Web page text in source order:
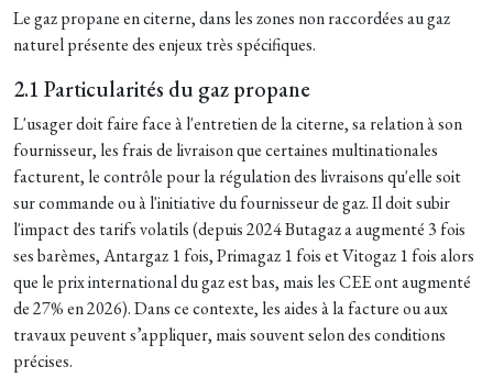
Le gaz propane en citerne, dans les zones non raccordées au gaz
naturel présente des enjeux très spécifiques.
2.1 Particularités du gaz propane
L'usager doit faire face à l'entretien de la citerne, sa relation à son
fournisseur, les frais de livraison que certaines multinationales
facturent, le contrôle pour la régulation des livraisons qu'elle soit
sur commande ou à l'initiative du fournisseur de gaz. Il doit subir
l'impact des tarifs volatils (depuis 2024 Butagaz a augmenté 3 fois
ses barèmes, Antargaz 1 fois, Primagaz 1 fois et Vitogaz 1 fois alors
que le prix international du gaz est bas, mais les CEE ont augmenté
de 27% en 2026). Dans ce contexte, les aides à la facture ou aux
travaux peuvent s’appliquer, mais souvent selon des conditions
précises.